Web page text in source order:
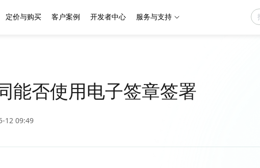
定价与购买 客户案例 开发者中心 服务与支持
能否使用电子签章签署
12 09:49